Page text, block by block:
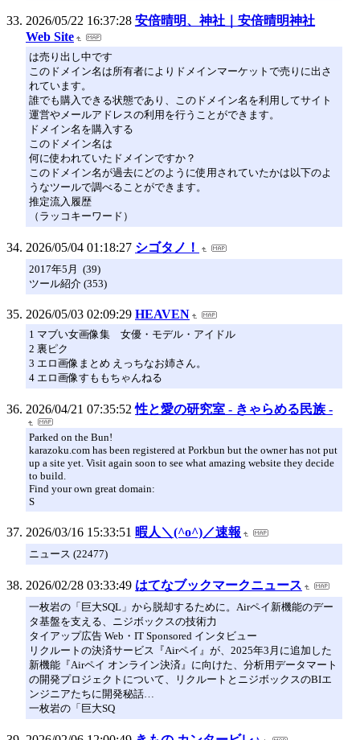
2026/05/22 16:37:28 安倍晴明、神社｜安倍晴明神社
Web Site
は売り出し中です
このドメイン名は所有者によりドメインマーケットで売りに出さ
れています。
誰でも購入できる状態であり、このドメイン名を利用してサイト
運営やメールアドレスの利用を行うことができます。
ドメイン名を購入する
このドメイン名は
何に使われていたドメインですか？
このドメイン名が過去にどのように使用されていたかは以下のよ
うなツールで調べることができます。
推定流入履歴
（ラッコキーワード）
2026/05/04 01:18:27 シゴタノ！
2017年5月 (39)
ツール紹介 (353)
2026/05/03 02:09:29 HEAVEN
1 マブい女画像集 女優・モデル・アイドル
2 裏ピク
3 エロ画像まとめ えっちなお姉さん。
4 エロ画像すももちゃんねる
2026/04/21 07:35:52 性と愛の研究室 - きゃらめる民族 -
Parked on the Bun!
karazoku.com has been registered at Porkbun but the owner has not put
up a site yet. Visit again soon to see what amazing website they decide
to build.
Find your own great domain:
S
2026/03/16 15:33:51 暇人＼(^o^)／速報
ニュース (22477)
2026/02/28 03:33:49 はてなブックマークニュース
一枚岩の「巨大SQL」から脱却するために。Airペイ新機能のデー
タ基盤を支える、ニジボックスの技術力
タイアップ広告 Web・IT Sponsored インタビュー
リクルートの決済サービス『Airペイ』が、2025年3月に追加した
新機能『Airペイ オンライン決済』に向けた、分析用データマート
の開発プロジェクトについて、リクルートとニジボックスのBIエ
ンジニアたちに開発秘話…
一枚岩の「巨大SQ